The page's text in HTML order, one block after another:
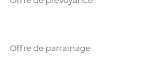
Offre de parrainage